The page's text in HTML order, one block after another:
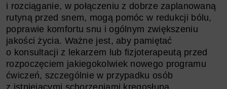
i rozciąganie, w połączeniu z dobrze zaplanowaną
rutyną przed snem, mogą pomóc w redukcji bólu,
poprawie komfortu snu i ogólnym zwiększeniu
jakości życia. Ważne jest, aby pamiętać
o konsultacji z lekarzem lub fizjoterapeutą przed
rozpoczęciem jakiegokolwiek nowego programu
ćwiczeń, szczególnie w przypadku osób
z istniejącymi schorzeniami kręgosłupa.